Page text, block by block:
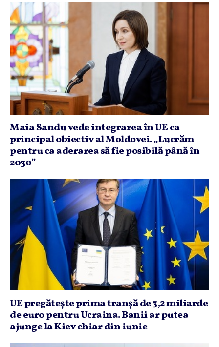
Maia Sandu vede integrarea în UE ca
principal obiectiv al Moldovei. „Lucrăm
pentru ca aderarea să fie posibilă până în
2030”
UE pregăteşte prima tranşă de 3,2 miliarde
de euro pentru Ucraina. Banii ar putea
ajunge la Kiev chiar din iunie